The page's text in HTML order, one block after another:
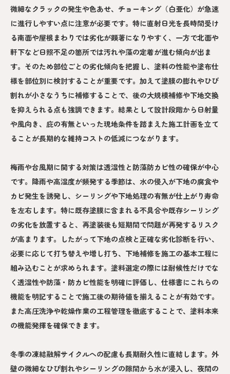
微細なクラックの発生や色あせ、チョーキング（白亜化）が急速
に進行しやすい点に注意が必要です。特に直射日光を長時間受け
る南面や屋根まわりでは劣化が顕著になりやすく、一方で北面や
軒下など日照不足の箇所では汚れや藻の定着が進む傾向が出ま
す。そのため部位ごとの劣化傾向を把握し、塗料の性能や塗布仕
様を部位別に検討することが重要です。加えて塗膜の膨れやひび
割れが小さなうちに補修することで、後の大規模補修や下地交換
を抑えられる点も強調できます。結果として設計段階から日射量
や風向き、庇の有無といった現地条件を踏まえた施工計画を立て
ることが長期的な維持コストの低減につながります。
梅雨や台風期に関する対策は透湿性と防藻防カビ性の確保が中心
です。降雨や高湿度が頻発する季節は、水の侵入が下地の腐食や
カビ発生を誘発し、シーリングや下地処理の有無が仕上がり寿命
を左右します。特に既存塗膜に含まれる不具合や既存シーリング
の劣化を放置すると、再塗装後も短期間で問題が再発するリスク
が高まります。したがって下地の点検と正確な劣化診断を行い、
必要に応じて打ち替えや増し打ち、下地補修を施工の基本工程に
組み込むことが求められます。塗料選定の際には耐候性だけでな
く透湿性や防藻・防カビ性能を明確に評価し、仕様書にこれらの
機能を明記することで施工後の期待値を揃えることが有効です。
また高圧洗浄や乾燥作業の工程管理を徹底することで、塗料本来
の機能発揮を確保できます。
冬季の凍結融解サイクルへの配慮も長期耐久性に直結します。外
壁の微細なひび割れやシーリングの隙間から水が浸入し、夜間の